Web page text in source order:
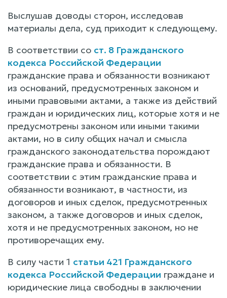
Выслушав доводы сторон, исследовав
материалы дела, суд приходит к следующему.
В соответствии со ст. 8 Гражданского
кодекса Российской Федерации
гражданские права и обязанности возникают
из оснований, предусмотренных законом и
иными правовыми актами, а также из действий
граждан и юридических лиц, которые хотя и не
предусмотрены законом или иными такими
актами, но в силу общих начал и смысла
гражданского законодательства порождают
гражданские права и обязанности. В
соответствии с этим гражданские права и
обязанности возникают, в частности, из
договоров и иных сделок, предусмотренных
законом, а также договоров и иных сделок,
хотя и не предусмотренных законом, но не
противоречащих ему.
В силу части 1 статьи 421 Гражданского
кодекса Российской Федерации граждане и
юридические лица свободны в заключении